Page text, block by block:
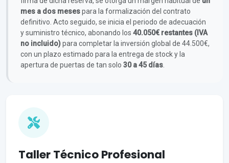
mes a dos mesespara la formalización del contrato
definitivo. Acto seguido, se inicia el periodo de adecuación
y suministro técnico, abonando los 40.050€ restantes (IVA
no incluido)para completar la inversión global de 44.500€,
con un plazo estimado para la entrega de stock y la
apertura de puertas de tan solo 30 a 45 días
Taller Técnico Profesional